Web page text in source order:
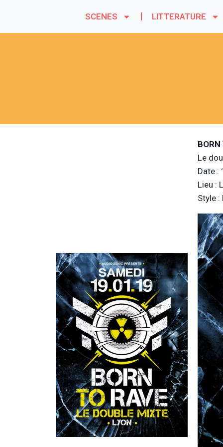
SCENES LITTERATURE
BORN
Le
Date :
Lieu :
Style :